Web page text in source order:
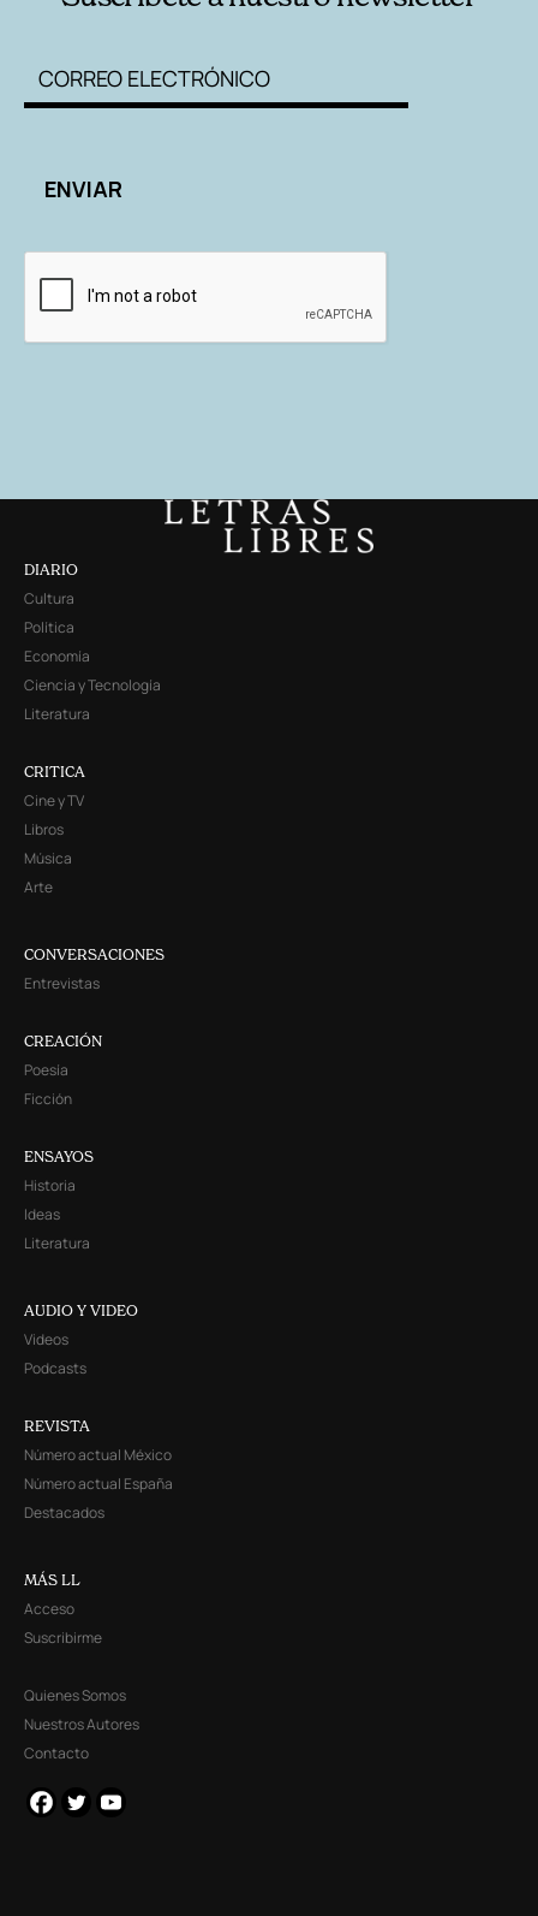
DIARIO
Cultura
Política
Economía
Ciencia y Tecnología
Literatura
CRITICA
Cine y TV
Libros
Música
Arte
CONVERSACIONES
Entrevistas
CREACIÓN
Poesía
Ficción
ENSAYOS
Historia
Ideas
Literatura
AUDIO Y VIDEO
Videos
Podcasts
REVISTA
Número actual México
Número actual España
Destacados
MÁS LL
Acceso
Suscribirme
Quienes Somos
Nuestros Autores
Contacto